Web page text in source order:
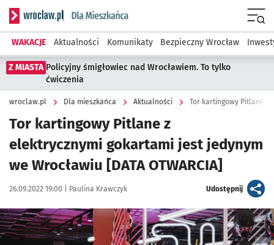
Serwis informacyjny wroclaw.pl podserwis: Dla mieszkańca
WAKACJE Aktualności Komunikaty Bezpieczny Wrocław
Z MIASTA Policyjny śmigłowiec nad Wrocławiem. To tylko
ćwiczenia
wroclaw.pl Dla mieszkańca Aktualności
Tor kartingowy Pitlane z
elektrycznymi gokartami jest jedynym
we Wrocławiu [DATA OTWARCIA]
Data publikacji:
26.09.2022 19:00 | Autor:
Paulina Krawczyk Udostępnijartykuł
Kliknij, aby zobaczyć galerię